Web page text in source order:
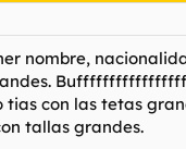
nombre,
con las tetas
tallas grandes.